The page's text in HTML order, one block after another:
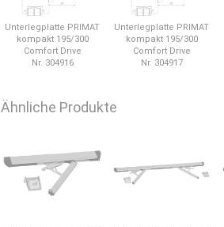
Unterlegplatte PRIMAT
kompakt 195/300
Comfort Drive
Nr. 304916
Unterlegplatte PRIMAT
kompakt 195/300
Comfort Drive
Nr. 304917
Ähnliche Produkte